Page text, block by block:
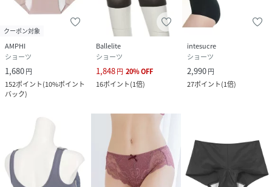
クーポン対象
AMPHI
ショーツ
1,680円
152ポイント(10%ポイント
バック)
Ballelite
ショーツ
1,848円 20%OFF
16ポイント(1倍)
intesucre
ショーツ
2,990円
27ポイント(1倍)